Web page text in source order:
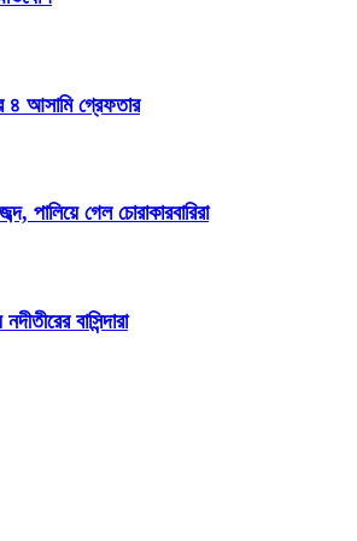
৪ আসামি গ্রেফতার
গেল চোরাকারবারিরা
বাসিন্দারা